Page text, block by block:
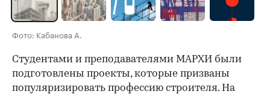
Фото: Кабанова А.
Студентами и преподавателями МАРХИ были
подготовлены проекты, которые призваны
популяризировать профессию строителя. На